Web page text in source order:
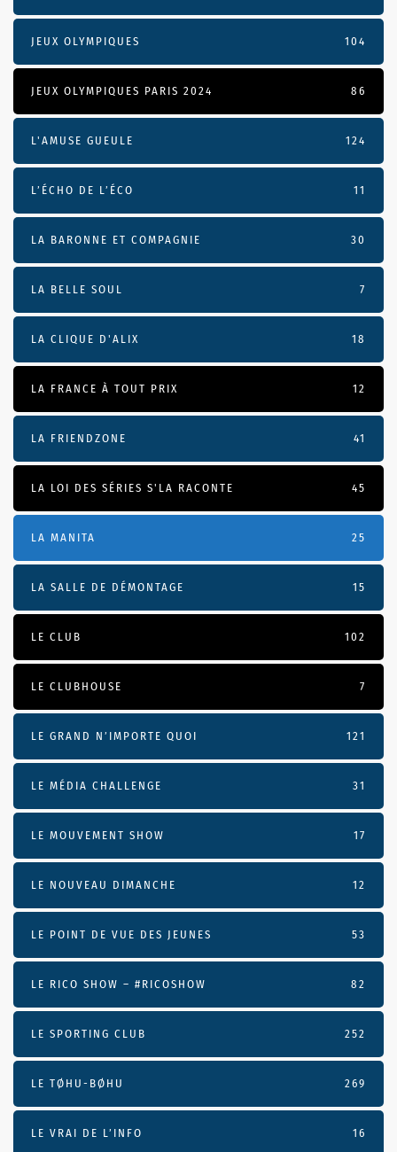
JEUX OLYMPIQUES 104
JEUX OLYMPIQUES PARIS 2024 86
L'AMUSE GUEULE 124
L’ÉCHO DE L’ÉCO 11
LA BARONNE ET COMPAGNIE 30
LA BELLE SOUL 7
LA CLIQUE D'ALIX 18
LA FRANCE À TOUT PRIX 12
LA FRIENDZONE 41
LA LOI DES SÉRIES S'LA RACONTE 45
LA MANITA 25
LA SALLE DE DÉMONTAGE 15
LE CLUB 102
LE CLUBHOUSE 7
LE GRAND N’IMPORTE QUOI 121
LE MÉDIA CHALLENGE 31
LE MOUVEMENT SHOW 17
LE NOUVEAU DIMANCHE 12
LE POINT DE VUE DES JEUNES 53
LE RICO SHOW – #RICOSHOW 82
LE SPORTING CLUB 252
LE TØHU-BØHU 269
LE VRAI DE L’INFO 16